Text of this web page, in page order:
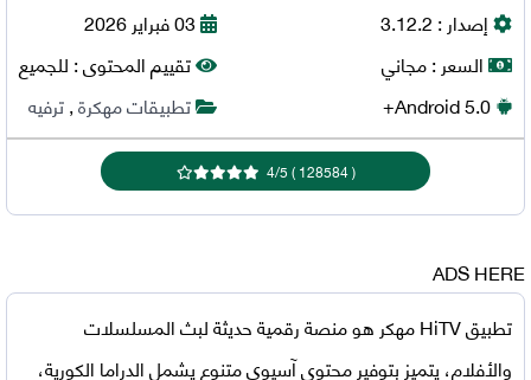
إصدار :3.12.2
السعر :مجاني
Android5.0+
03 فبراير 2026
تقييم المحتوى :للجميع
تطبيقات مهكرة,ترفيه
(
128584
)
4/5
ADS HERE
تطبيق HiTV مهكر
هو منصة رقمية حديثة لبث المسلسلات
والأفلام، يتميز بتوفير محتوى آسيوي متنوع يشمل الدراما الكورية،